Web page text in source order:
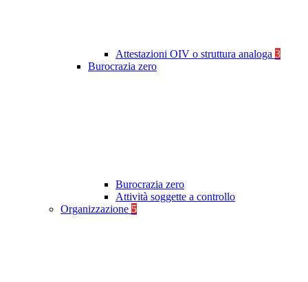
Attestazioni OIV o struttura analoga 3
Burocrazia zero
Burocrazia zero
Attività soggette a controllo
Organizzazione 5